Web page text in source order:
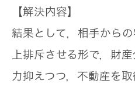
【解決内容】
結果として，相手から
上排斥させる形で，財
力抑えつつ，不動産を